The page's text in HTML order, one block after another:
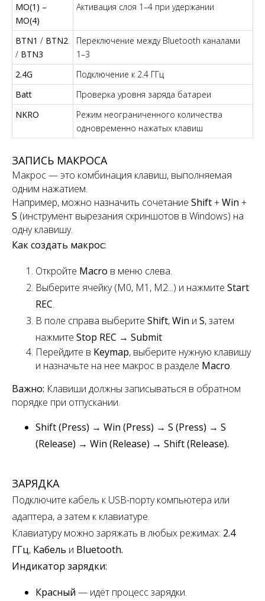
MO(1) –
MO(4)
Активация слоя 1–4 при удержании
BTN1 / BTN2
/ BTN3
Переключение между Bluetooth каналами
1–3
2.4G
Подключение к 2.4 ГГц
Batt
Проверка уровня заряда батареи
NKRO
Режим неограниченного количества
одновременно нажатых клавиш
ЗАПИСЬ МАКРОСА
Макрос — это комбинация клавиш, выполняемая
одним нажатием.
Например, можно назначить сочетание Shift+Win +
S (инструмент вырезания скриншотов в Windows) на
одну клавишу.
Как создать макрос:
Откройте Macro в меню слева.
Выберите ячейку (M0, M1, M2...) и нажмите Start
REC.
В поле справа выберите Shift,Win и S, затем
нажмите Stop REC → Submit
Перейдите в Keymap, выберите нужную клавишу
и назначьте на нее макрос в разделе Macro.
Важно: Клавиши должны записываться в обратном
порядке при отпускании.
Shift (Press) → Win (Press) → S (Press) → S
(Release) → Win (Release) → Shift (Release).
ЗАРЯДКА
Подключите кабель к USB-порту компьютера или
адаптера, а затем к клавиатуре.
Клавиатуру можно заряжать в любых режимах: 2.4
ГГц, Кабель и Bluetooth.
Индикатор зарядки:
Красный — идёт процесс зарядки.